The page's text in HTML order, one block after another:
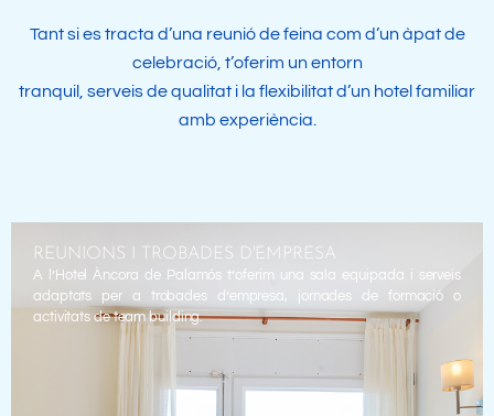
Tant si es tracta d’una reunió de feina com d’un àpat de
celebració, t’oferim un entorn
tranquil, serveis de qualitat i la flexibilitat d’un hotel familiar
amb experiència.
REUNIONS I TROBADES D'EMPRESA
A l’Hotel Àncora de Palamós t’oferim una sala equipada i serveis
adaptats per a trobades d’empresa, jornades de formació o
activitats de team building.